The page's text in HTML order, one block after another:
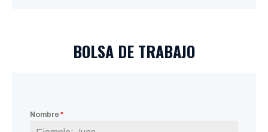
BOLSA DE TRABAJO
Nombre *